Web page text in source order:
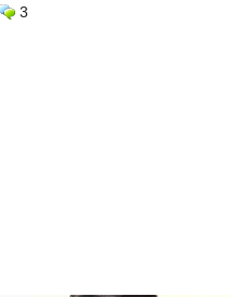
3